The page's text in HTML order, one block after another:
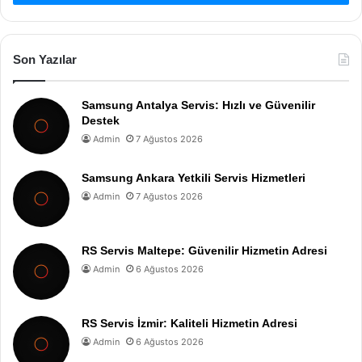
Son Yazılar
Samsung Antalya Servis: Hızlı ve Güvenilir
Destek
Admin 7 Ağustos 2026
Samsung Ankara Yetkili Servis Hizmetleri
Admin 7 Ağustos 2026
RS Servis Maltepe: Güvenilir Hizmetin Adresi
Admin 6 Ağustos 2026
RS Servis İzmir: Kaliteli Hizmetin Adresi
Admin 6 Ağustos 2026